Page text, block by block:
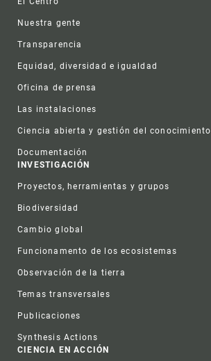
Nuestra gente
Transparencia
Equidad, diversidad e igualdad
Oficina de prensa
Las instalaciones
Ciencia abierta y gestión del conocimiento
Documentación
INVESTIGACIÓN
Proyectos, herramientas y grupos
Biodiversidad
Cambio global
Funcionamento de los ecosistemas
Observación de la tierra
Temas transversales
Publicaciones
Synthesis Actions
CIENCIA EN ACCIÓN